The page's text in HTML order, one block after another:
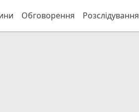
Обговорення Розслідування